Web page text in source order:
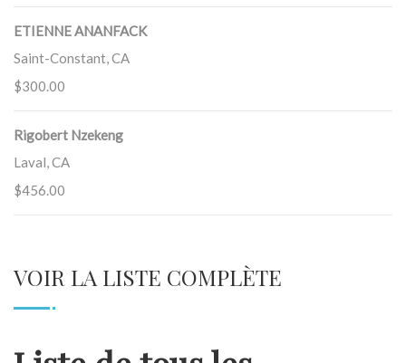
ETIENNE ANANFACK
Saint-Constant, CA
$300.00
Rigobert Nzekeng
Laval, CA
$456.00
VOIR LA LISTE COMPLÈTE